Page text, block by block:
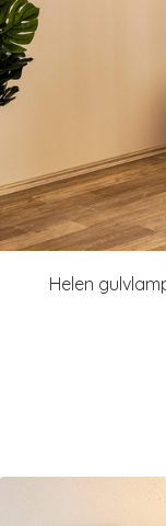
Helen